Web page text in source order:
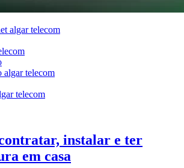
algar telecom
algar telecom
telecom
instalar e ter
em casa